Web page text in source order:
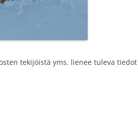
tekijöistä yms. lienee tuleva tiedot